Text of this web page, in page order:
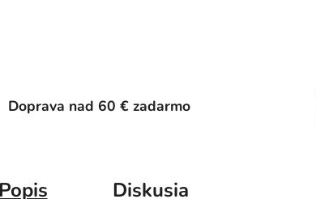
Doprava nad 60 € zadarmo
Popis Diskusia